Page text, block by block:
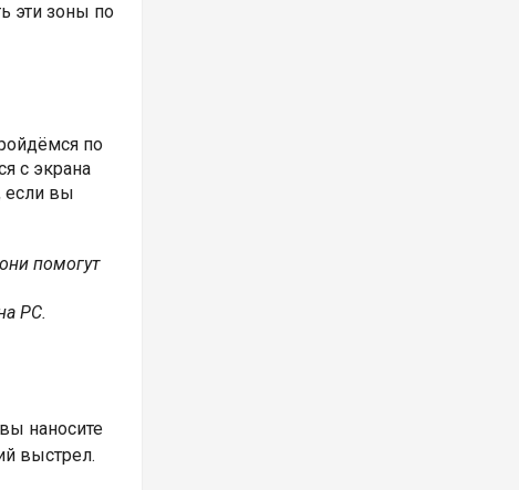
эти зоны по
по
с экрана
если вы
помогут
PC.
наносите
выстрел.